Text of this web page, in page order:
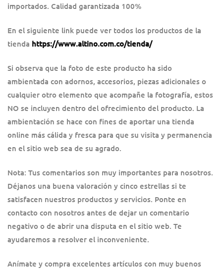
importados. Calidad garantizada 100%
En el siguiente link puede ver todos los productos de la
tienda https://www.altino.com.co/tienda/
Si observa que la foto de este producto ha sido
ambientada con adornos, accesorios, piezas adicionales o
cualquier otro elemento que acompañe la fotografía, estos
NO se incluyen dentro del ofrecimiento del producto. La
ambientación se hace con fines de aportar una tienda
online más cálida y fresca para que su visita y permanencia
en el sitio web sea de su agrado.
Nota: Tus comentarios son muy importantes para nosotros.
Déjanos una buena valoración y cinco estrellas si te
satisfacen nuestros productos y servicios. Ponte en
contacto con nosotros antes de dejar un comentario
negativo o de abrir una disputa en el sitio web. Te
ayudaremos a resolver el inconveniente.
Anímate y compra excelentes artículos con muy buenos